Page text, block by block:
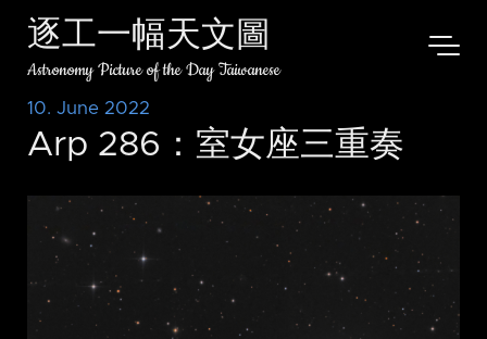
逐工一幅天文圖
Astronomy Picture of the Day Taiwanese
10. June 2022
Arp 286：室女座三重奏